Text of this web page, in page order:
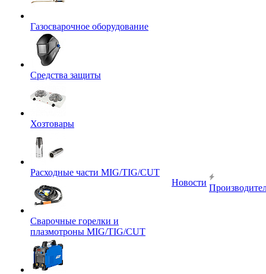
Газосварочное оборудование
Средства защиты
Хозтовары
Расходные части MIG/TIG/CUT
Сварочные горелки и
плазмотроны MIG/TIG/CUT
Новости